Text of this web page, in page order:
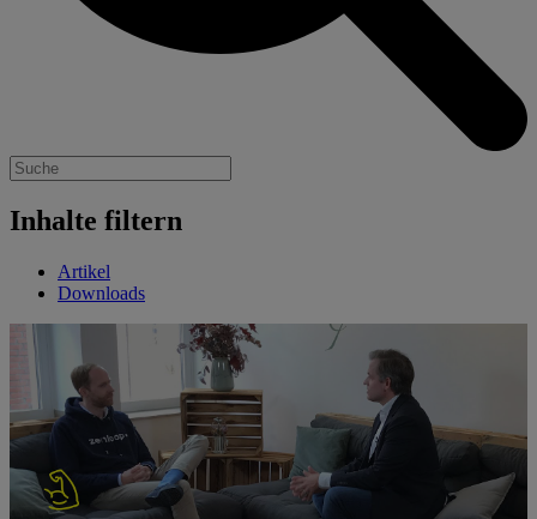
Inhalte filtern
Artikel
Downloads